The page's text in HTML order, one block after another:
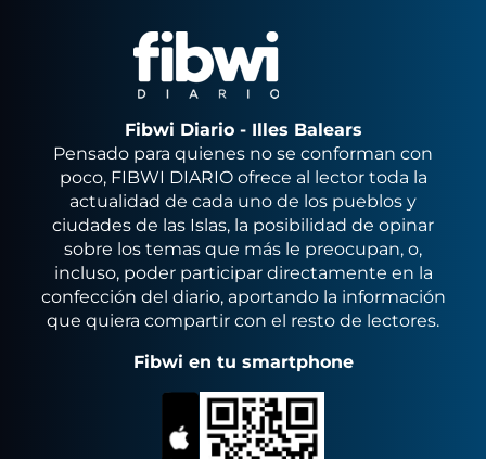
Fibwi Diario - Illes Balears
Pensado para quienes no se conforman con
poco, FIBWI DIARIO ofrece al lector toda la
actualidad de cada uno de los pueblos y
ciudades de las Islas, la posibilidad de opinar
sobre los temas que más le preocupan, o,
incluso, poder participar directamente en la
confección del diario, aportando la información
que quiera compartir con el resto de lectores.
Fibwi en tu smartphone